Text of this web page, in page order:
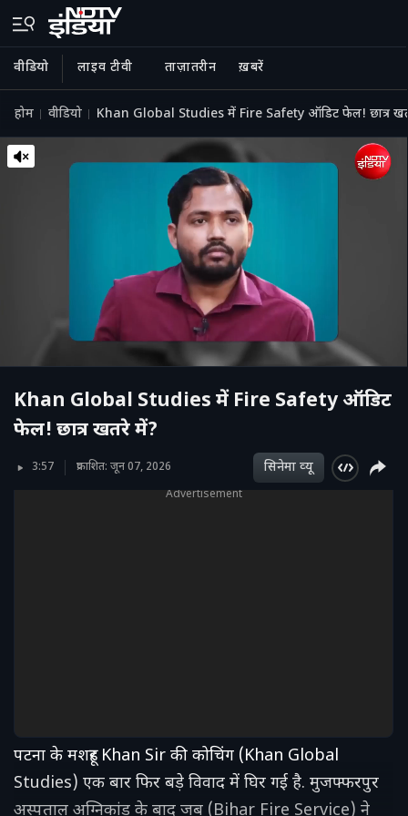
वीडियो लाइव टीवी ताज़ातरीन ख़बरें
होम वीडियो Khan Global Studies में Fire Safety ऑडिट फेल‍! छात्र
Khan Global Studies में Fire Safety ऑडिट
फेल‍! छात्र खतरे में?
3:57 प्रकाशित: जून 07, 2026 सिनेमा व्‍यू
Advertisement
पटना के मशहूर Khan Sir की कोचिंग (Khan Global
Studies) एक बार फिर बड़े विवाद में घिर गई है. मुजफ्फरपुर
अस्पताल अग्निकांड के बाद जब (Bihar Fire Service) ने